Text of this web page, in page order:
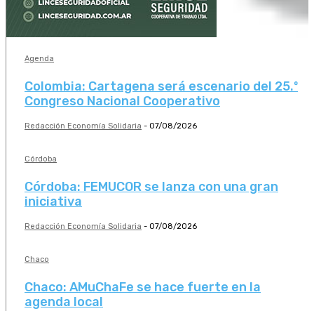
Agenda
Colombia: Cartagena será escenario del 25.º
Congreso Nacional Cooperativo
Redacción Economía Solidaria - 07/08/2026
Córdoba
Córdoba: FEMUCOR se lanza con una gran
iniciativa
Redacción Economía Solidaria - 07/08/2026
Chaco
Chaco: AMuChaFe se hace fuerte en la
agenda local